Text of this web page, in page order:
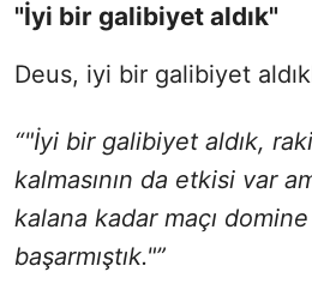
"İyi bir galibiyet aldık"
Deus, iyi bir galibiyet
“"İyi bir galibiyet aldık,
kalmasının da etkisi var
kalana kadar maçı
başarmıştık."”